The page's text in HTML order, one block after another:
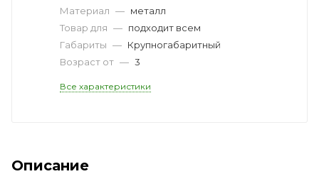
Материал — металл
Товар для — подходит всем
Габариты — Крупногабаритный
Возраст от — 3
Все характеристики
Описание